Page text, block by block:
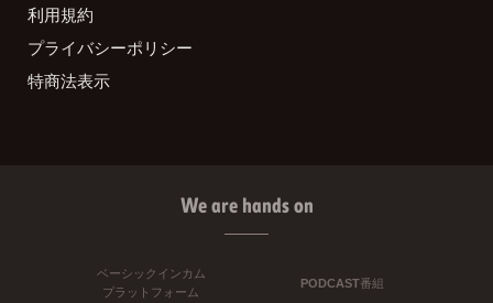
利用規約
プライバシーポリシー
特商法表示
We are hands on
ベーシックインカム
プラットフォーム
PODCAST番組